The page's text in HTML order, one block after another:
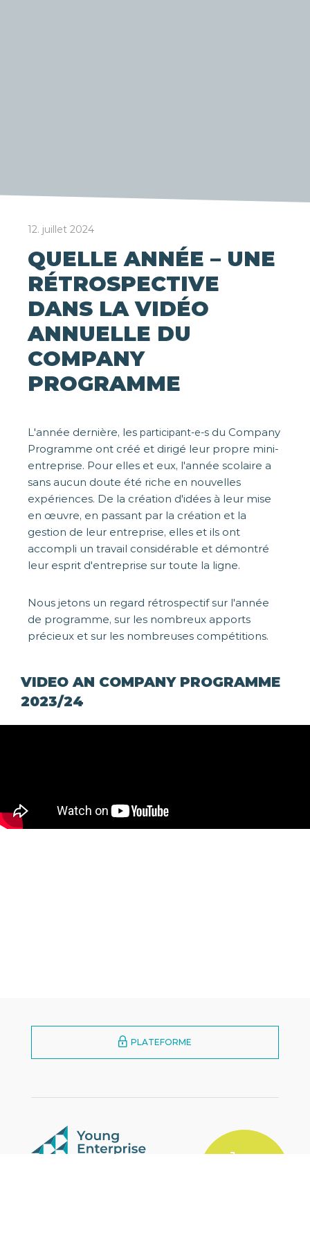
12. juillet 2024
QUELLE ANNÉE – UNE
RÉTROSPECTIVE
DANS LA VIDÉO
ANNUELLE DU
COMPANY
PROGRAMME
L'année dernière, les participant-e-s du Company
Programme ont créé et dirigé leur propre mini-
entreprise. Pour elles et eux, l'année scolaire a
sans aucun doute été riche en nouvelles
expériences. De la création d'idées à leur mise
en œuvre, en passant par la création et la
gestion de leur entreprise, elles et ils ont
accompli un travail considérable et démontré
leur esprit d'entreprise sur toute la ligne.
Nous jetons un regard rétrospectif sur l'année
de programme, sur les nombreux apports
précieux et sur les nombreuses compétitions.
VIDEO AN COMPANY PROGRAMME
2023/24
PLATEFORME